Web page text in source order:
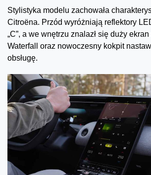
Stylistyka modelu zachowała
Citroëna. Przód wyróżniają reflektory
„C”, a we wnętrzu znalazł się duży
Waterfall oraz nowoczesny kokpit
obsługę.